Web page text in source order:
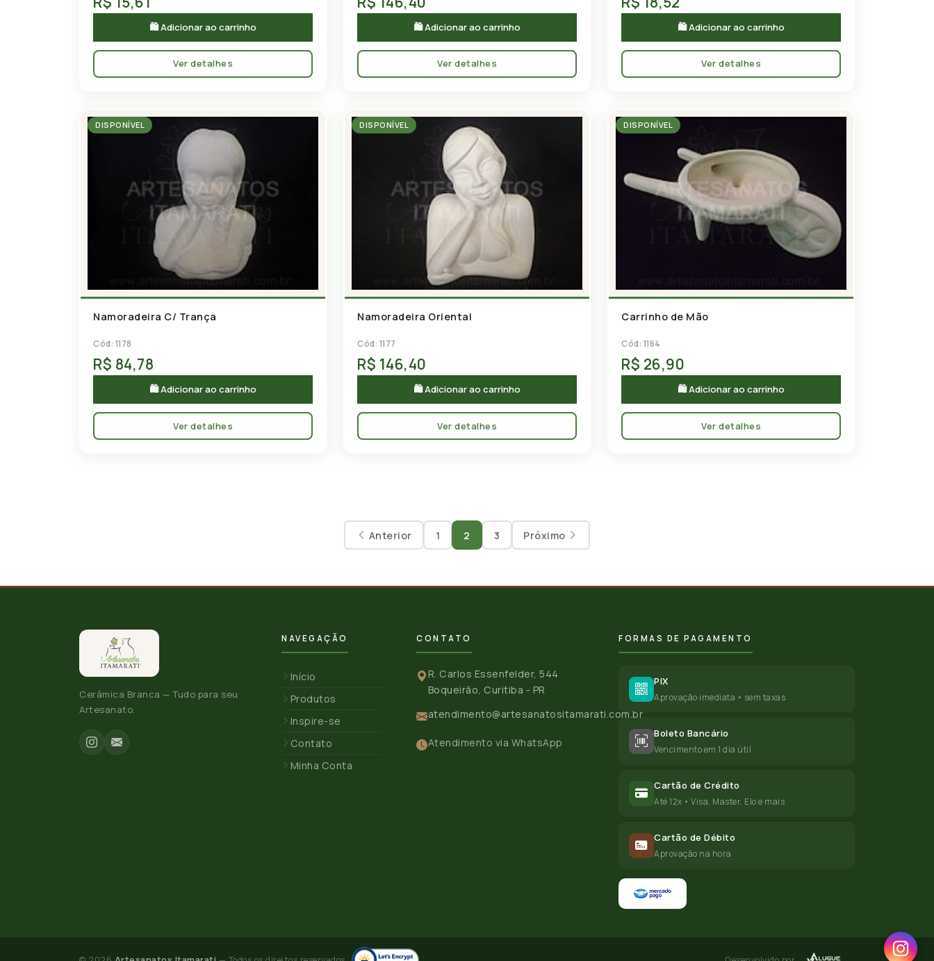
🛍 Adicionar ao carrinho
Ver detalhes
🛍 Adicionar ao carrinho
Ver detalhes
🛍 Adicionar ao carrinho
Ver detalhes
DISPONÍVEL
Namoradeira C/ Trança
Cód: 1178
R$ 84,78
🛍 Adicionar ao carrinho
Ver detalhes
DISPONÍVEL
Namoradeira Oriental
Cód: 1177
R$ 146,40
🛍 Adicionar ao carrinho
Ver detalhes
DISPONÍVEL
Carrinho de Mão
Cód: 1164
R$ 26,90
🛍 Adicionar ao carrinho
Ver detalhes
Anterior 1 2 3 Próximo
Cerâmica Branca — Tudo para seu
Artesanato.
NAVEGAÇÃO
Início
Produtos
Inspire-se
Contato
Minha Conta
CONTATO
R. Carlos Essenfelder, 544
Boqueirão, Curitiba - PR
atendimento@artesanatositamarati.com.br
Atendimento via WhatsApp
FORMAS DE PAGAMENTO
PIX
Aprovação imediata • sem taxas
Boleto Bancário
Vencimento em 1 dia útil
Cartão de Crédito
Até 12x • Visa, Master, Elo e mais
Cartão de Débito
Aprovação na hora